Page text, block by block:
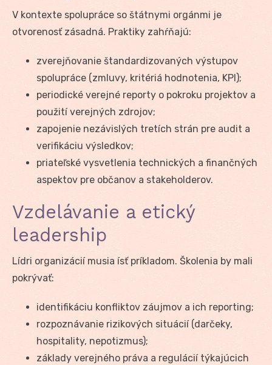
V kontexte spolupráce so štátnymi orgánmi je
otvorenosť zásadná. Praktiky zahŕňajú:
zverejňovanie štandardizovaných výstupov
spolupráce (zmluvy, kritériá hodnotenia, KPI);
periodické verejné reporty o pokroku projektov a
použití verejných zdrojov;
zapojenie nezávislých tretích strán pre audit a
verifikáciu výsledkov;
priateľské vysvetlenia technických a finančných
aspektov pre občanov a stakeholderov.
Vzdelávanie a etický
leadership
Lídri organizácií musia ísť príkladom. Školenia by mali
pokrývať:
identifikáciu konfliktov záujmov a ich reporting;
rozpoznávanie rizikových situácií (darčeky,
hospitality, nepotizmus);
základy verejného práva a regulácií týkajúcich